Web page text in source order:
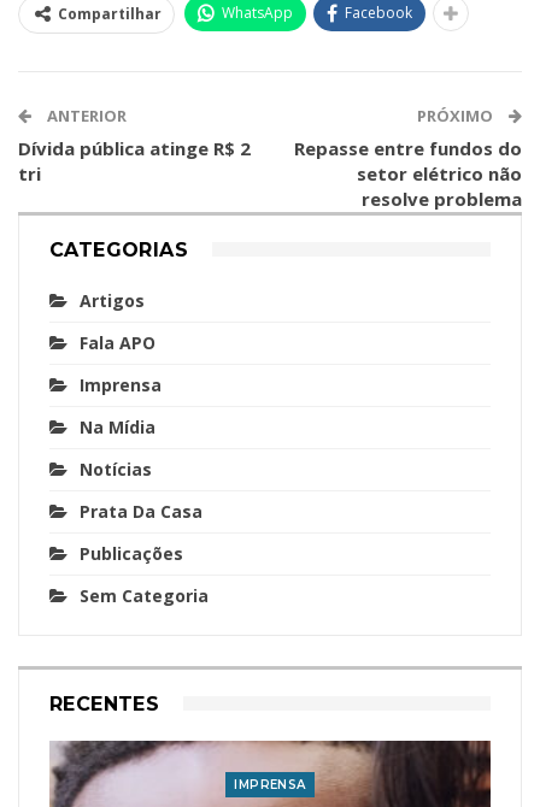
Compartilhar WhatsApp Facebook
ANTERIOR
Dívida pública atinge R$ 2
tri
PRÓXIMO
Repasse entre fundos do
setor elétrico não
resolve problema
CATEGORIAS
Artigos
Fala APO
Imprensa
Na Mídia
Notícias
Prata Da Casa
Publicações
Sem Categoria
RECENTES
IMPRENSA